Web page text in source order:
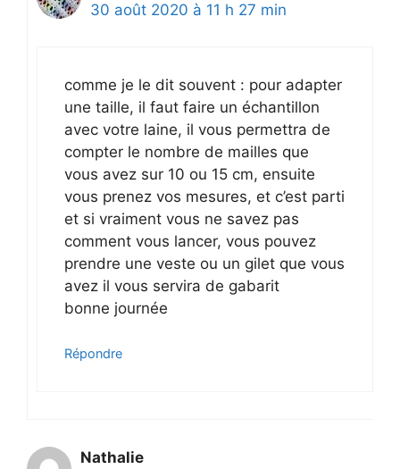
30 août 2020 à 11 h 27 min
comme je le dit souvent : pour adapter
une taille, il faut faire un échantillon
avec votre laine, il vous permettra de
compter le nombre de mailles que
vous avez sur 10 ou 15 cm, ensuite
vous prenez vos mesures, et c’est parti
et si vraiment vous ne savez pas
comment vous lancer, vous pouvez
prendre une veste ou un gilet que vous
avez il vous servira de gabarit
bonne journée
Répondre
Nathalie